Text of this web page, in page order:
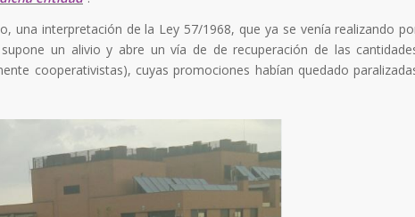
una interpretación de la Ley 57/1968, que ya se venía realizando
un alivio y abre un vía de de recuperación de las
cooperativistas), cuyas promociones habían quedado